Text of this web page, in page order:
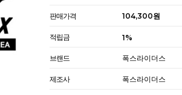
판매가격 104,300원
적립금 1%
브랜드 폭스라이더스
제조사 폭스라이더스